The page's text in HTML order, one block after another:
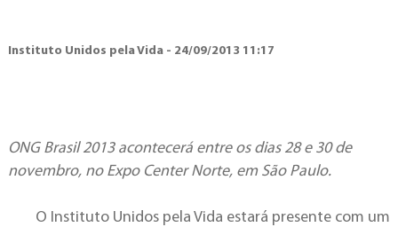
Instituto Unidos pela Vida - 24/09/2013 11:17
ONG Brasil 2013 acontecerá entre os dias 28 e 30 de
novembro, no Expo Center Norte, em São Paulo.
O Instituto Unidos pela Vida estará presente com um